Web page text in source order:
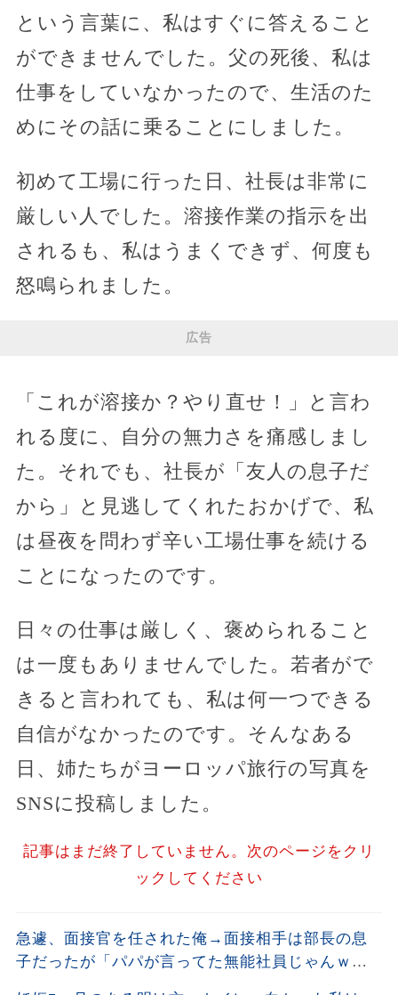
という言葉に、私はすぐに答えること
ができませんでした。父の死後、私は
仕事をしていなかったので、生活のた
めにその話に乗ることにしました。
初めて工場に行った日、社長は非常に
厳しい人でした。溶接作業の指示を出
されるも、私はうまくできず、何度も
怒鳴られました。
広告
「これが溶接か？やり直せ！」と言わ
れる度に、自分の無力さを痛感しまし
た。それでも、社長が「友人の息子だ
から」と見逃してくれたおかげで、私
は昼夜を問わず辛い工場仕事を続ける
ことになったのです。
日々の仕事は厳しく、褒められること
は一度もありませんでした。若者がで
きると言われても、私は何一つできる
自信がなかったのです。そんなある
日、姉たちがヨーロッパ旅行の写真を
SNSに投稿しました。
記事はまだ終了していません。次のページをクリ
ックしてください
急遽、面接官を任された俺→面接相手は部長の息
子だったが「パパが言ってた無能社員じゃんｗ」